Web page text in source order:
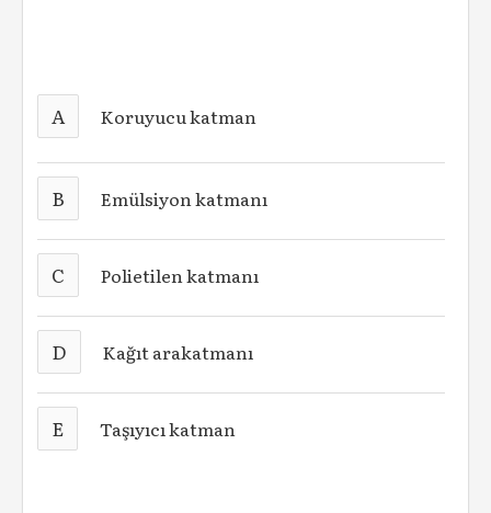
A Koruyucu katman
B Emülsiyon katmanı
C Polietilen katmanı
D Kağıt arakatmanı
E Taşıyıcı katman